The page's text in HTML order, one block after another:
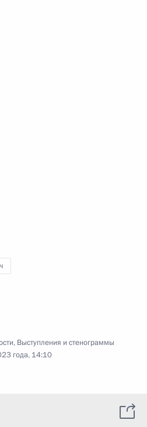
, Выступления и стенограммы
года, 14:10